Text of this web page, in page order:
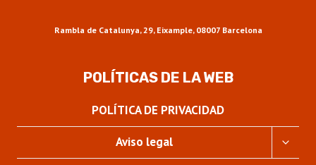
Rambla de Catalunya, 29, Eixample, 08007 Barcelona
POLÍTICAS DE LA WEB
POLÍTICA DE PRIVACIDAD
Aviso legal